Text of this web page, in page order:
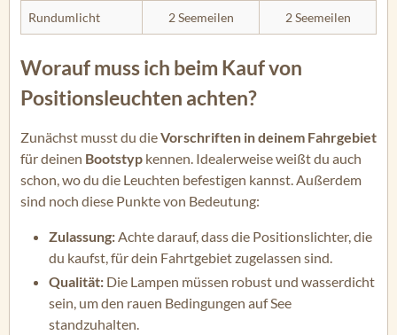
Rundumlicht 2 Seemeilen 2 Seemeilen
Worauf muss ich beim Kauf von
Positionsleuchten achten?
Zunächst musst du dieVorschriften in deinem Fahrgebiet
für deinen Bootstyp kennen. Idealerweise weißt du auch
schon, wo du die Leuchten befestigen kannst. Außerdem
sind noch diese Punkte von Bedeutung:
Zulassung:Achte darauf, dass die Positionslichter, die
du kaufst, für dein Fahrtgebiet zugelassen sind.
Qualität: Die Lampen müssen robust und wasserdicht
sein, um den rauen Bedingungen auf See
standzuhalten.